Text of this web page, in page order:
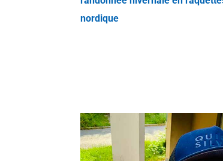
nordique